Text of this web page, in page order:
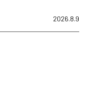
2026.8.9